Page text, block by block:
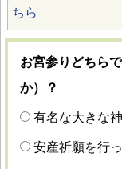
ちら
お宮参りどちら
か）？
有名な大きな
安産祈願を行